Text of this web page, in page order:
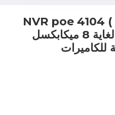
NVR poe 4104
جهاز تسجيل دهوا دقة لغاية 8 ميكابكسل